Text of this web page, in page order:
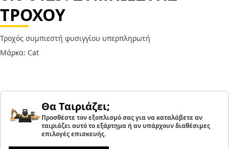
ΤΡΟΧΟΥ
Τροχός συμπιεστή φυσιγγίου υπερπληρωτή
Μάρκα: Cat
Θα Ταιριάζει;
Προσθέστε τον εξοπλισμό σας για να καταλάβετε αν
ταιριάζει αυτό το εξάρτημα ή αν υπάρχουν διαθέσιμες
επιλογές επισκευής.